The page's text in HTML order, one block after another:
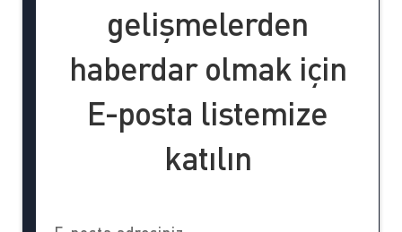
gelişmelerden
haberdar olmak için
E-posta listemize
katılın